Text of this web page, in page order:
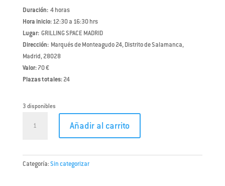
Duración:4 horas
Hora inicio:12:30 a 16:30 hrs
Lugar:GRILLING SPACE MADRID
Dirección:Marqués de Monteagudo 24, Distrito de Salamanca,
Madrid, 28028
Valor:70 €
Plazas totales:24
3 disponibles
BARBACOA
EXPERIENCE
Añadir al carrito
Categoría:Sin categorizar